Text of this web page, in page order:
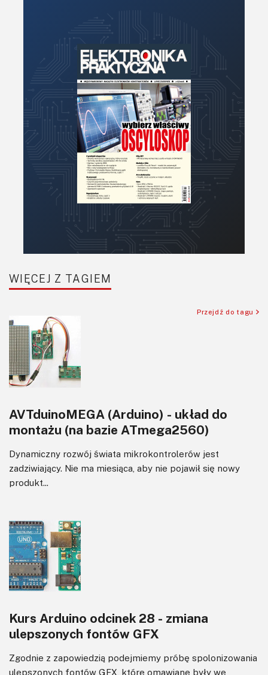
WIĘCEJ Z TAGIEM
Przejdź do tagu
AVTduinoMEGA (Arduino) - układ do
montażu (na bazie ATmega2560)
Dynamiczny rozwój świata mikrokontrolerów jest
zadziwiający. Nie ma miesiąca, aby nie pojawił się nowy
produkt...
Kurs Arduino odcinek 28 - zmiana
ulepszonych fontów GFX
Zgodnie z zapowiedzią podejmiemy próbę spolonizowania
ulepszonych fontów GFX, które omawiane były we